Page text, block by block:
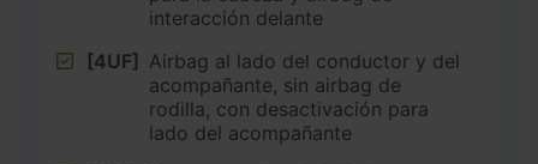
interacción delante
[4UF] Airbag al lado del conductor y del
acompañante, sin airbag de
rodilla, con desactivación para
lado del acompañante